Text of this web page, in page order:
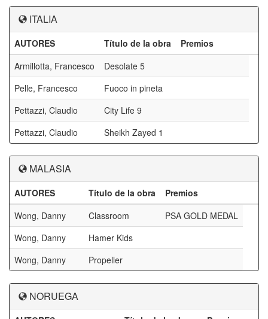
ITALIA
AUTORES Título de la obra
Premios
Armillotta, Francesco
Desolate 5
Pelle, Francesco
Fuoco in pineta
Pettazzi, Claudio
City Life 9
Pettazzi, Claudio
Sheikh Zayed 1
MALASIA
AUTORES Título de la obra
Premios
Wong, Danny
Classroom
PSA GOLD MEDAL
Wong, Danny
Hamer Kids
Wong, Danny
Propeller
NORUEGA